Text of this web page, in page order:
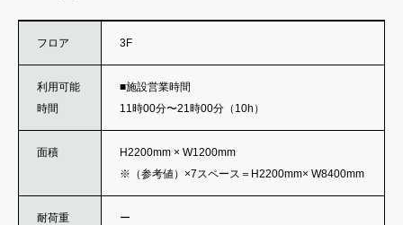
フロア 3F
利用可能
時間
■施設営業時間
11時00分〜21時00分（10h）
面積
H2200mm × W1200mm
※（参考値）×7スペース＝H2200mm× W8400mm
耐荷重 ー